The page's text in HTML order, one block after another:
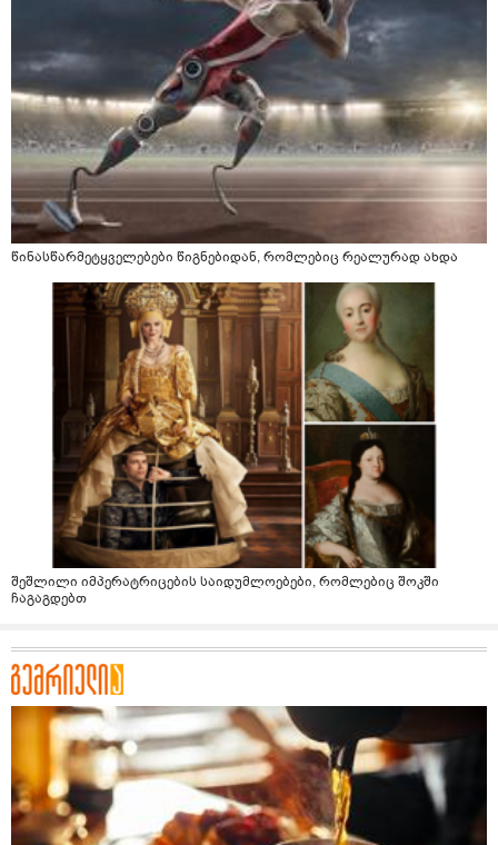
წინასწარმეტყველებები წიგნებიდან, რომლებიც რეალურად ახდა
შეშლილი იმპერატრიცების საიდუმლოებები, რომლებიც შოკში
ჩაგაგდებთ